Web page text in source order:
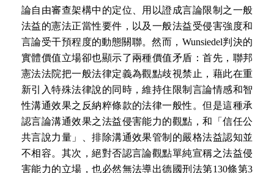
論自由審查架構中的定位、用以證成言論限制之一般
法益的憲法正當性要件，以及一般法益受侵害強度和
言論受干預程度的動態關聯。然而，Wunsiedel判決的
實體價值立場卻也顯示了兩種價值矛盾：首先，聯邦
憲法法院把一般法律定義為觀點歧視禁止，藉此在重
新引入特殊法律說的同時，維持住限制言論情感和智
性溝通效果之反納粹條款的法律一般性。但是這種承
認言論溝通效果之法益侵害能力的觀點，和「信任公
共言說力量」、排除溝通效果管制的嚴格法益認知並
不相容。其次，絕對否認言論觀點單純宣稱之法益侵
害能力的立場，也必然無法導出德國刑法第130條第3